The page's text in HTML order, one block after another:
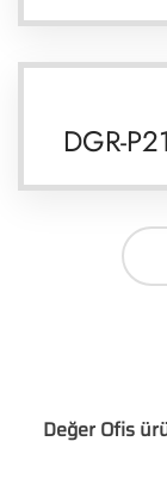
DGR-
Değer Ofis